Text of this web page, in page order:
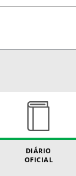
DIÁRIO
OFICIAL